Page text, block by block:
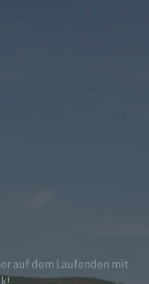
auf dem Laufenden mit